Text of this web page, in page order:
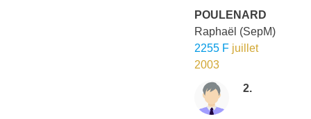
POULENARD
Raphaël (SepM)
2255 F juillet
2003
2.